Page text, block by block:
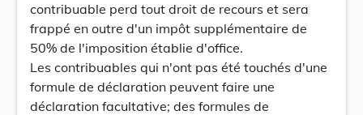
contribuable perd tout droit de recours et sera
frappé en outre d'un impôt supplémentaire de
50% de l'imposition établie d'office.
Les contribuables qui n'ont pas été touchés d'une
formule de déclaration peuvent faire une
déclaration facultative; des formules de